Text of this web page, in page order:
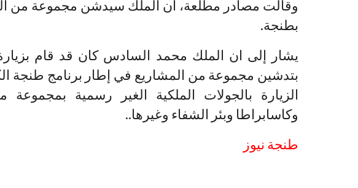
وقالت مصادر مطلعة، ان الملك سيدشن مجموعة من
بطنجة.
يشار إلى ان الملك محمد السادس كان قد قام
بتدشين مجموعة من المشاريع في إطار برنامج طنجة
الزيارة بالجولات الملكية الغير رسمية بمجموعة
وكاسابراطا وبئر الشفاء وغيرها..
طنجة نيوز